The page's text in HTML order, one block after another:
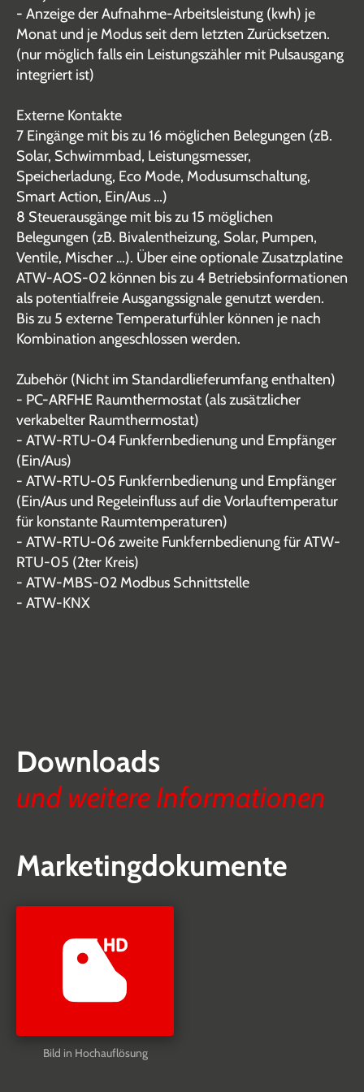
- Anzeige der Aufnahme-Arbeitsleistung (kwh) je
Monat und je Modus seit dem letzten Zurücksetzen.
(nur möglich falls ein Leistungszähler mit Pulsausgang
integriert ist)
Externe Kontakte
7 Eingänge mit bis zu 16 möglichen Belegungen (zB.
Solar, Schwimmbad, Leistungsmesser,
Speicherladung, Eco Mode, Modusumschaltung,
Smart Action, Ein/Aus …)
8 Steuerausgänge mit bis zu 15 möglichen
Belegungen (zB. Bivalentheizung, Solar, Pumpen,
Ventile, Mischer …). Über eine optionale Zusatzplatine
ATW-AOS-02 können bis zu 4 Betriebsinformationen
als potentialfreie Ausgangssignale genutzt werden.
Bis zu 5 externe Temperaturfühler können je nach
Kombination angeschlossen werden.
Zubehör (Nicht im Standardlieferumfang enthalten)
- PC-ARFHE Raumthermostat (als zusätzlicher
verkabelter Raumthermostat)
- ATW-RTU-04 Funkfernbedienung und Empfänger
(Ein/Aus)
- ATW-RTU-05 Funkfernbedienung und Empfänger
(Ein/Aus und Regeleinfluss auf die Vorlauftemperatur
für konstante Raumtemperaturen)
- ATW-RTU-06 zweite Funkfernbedienung für ATW-
RTU-05 (2ter Kreis)
- ATW-MBS-02 Modbus Schnittstelle
- ATW-KNX
Downloads
und weitere Informationen
Marketingdokumente
Bild in Hochauflösung